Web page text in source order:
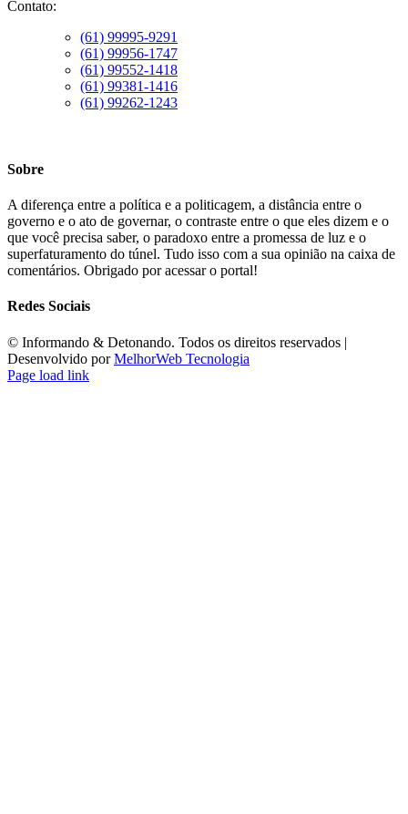
Contato:
(61) 99995-9291
(61) 99956-1747
(61) 99552-1418
(61) 99381-1416
(61) 99262-1243
Sobre
A diferença entre a política e a politicagem, a distância entre o
governo e o ato de governar, o contraste entre o que eles dizem e o
que você precisa saber, o paradoxo entre a promessa de luz e o
superfaturamento do túnel. Tudo isso com a sua opinião na caixa de
comentários. Obrigado por acessar o portal!
Redes Sociais
©️ Informando & Detonando. Todos os direitos reservados |
Desenvolvido porMelhorWeb Tecnologia
Page load link